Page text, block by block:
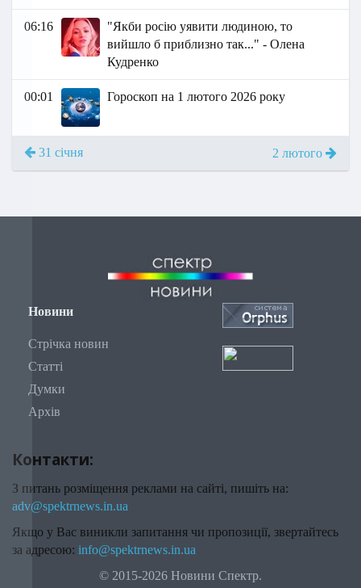
06:16
"Якби росію уявити людиною, то
вийшло б приблизно так..." - Олена
Кудренко
00:01 Гороскоп на 1 лютого 2026 року
31 січня 2 лютого
Новини
Стрічка новин
Статті
Думки
Архів
Контакти:
З питань розміщення реклами на сайті, пишіть на:
adv@spektrnews.in.ua
Якщо у Вас виникли запитання чи пропозиції, звертайтесь
за адресою: info@spektrnews.in.ua
© 2015-2026 Новини Спектр.